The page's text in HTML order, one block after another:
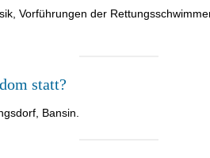
Vorführungen der
statt?
Bansin.